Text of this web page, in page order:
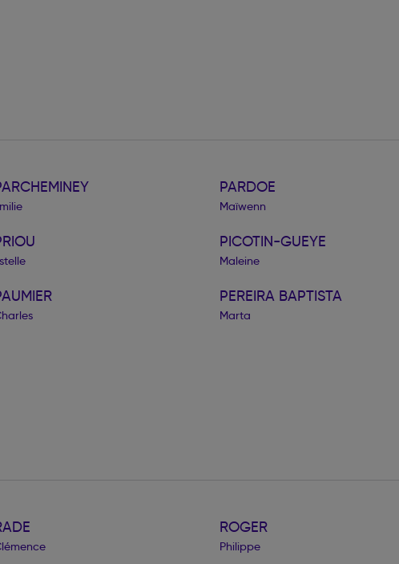
PARDOE
Maïwenn
PICOTIN-GUEYE
Maleine
PEREIRA BAPTISTA
Marta
ROGER
Philippe